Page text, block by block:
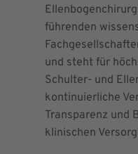
führenden
und steht für
Schulter- und
kontinuierliche
Transparenz und
klinischen